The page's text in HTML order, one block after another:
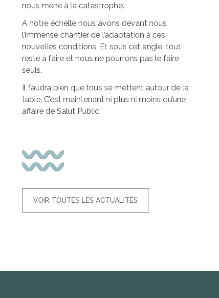
nous mène à la catastrophe.
A notre échelle nous avons devant nous
l’immense chantier de l’adaptation à ces
nouvelles conditions. Et sous cet angle, tout
reste à faire et nous ne pourrons pas le faire
seuls.
Il faudra bien que tous se mettent autour de la
table. C’est maintenant ni plus ni moins qu’une
affaire de Salut Public.
VOIR TOUTES LES ACTUALITÉS